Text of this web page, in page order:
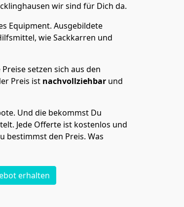
wir sind für Dich da.
Equipment. Ausgebildete
wie Sackkarren und
Preise setzen sich aus den
Preis ist nachvollziehbar und
Und die bekommst Du
Jede Offerte ist kostenlos und
bestimmst den Preis. Was
erhalten